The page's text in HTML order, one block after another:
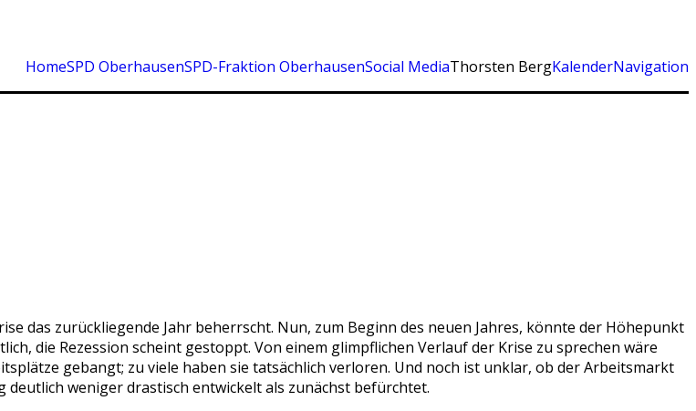
HomeSPD OberhausenSPD-Fraktion OberhausenSocial MediaThorsten BergKalenderNavigation
das zurückliegende Jahr beherrscht. Nun, zum Beginn des neuen Jahres, könnte der Höhepunkt
die Rezession scheint gestoppt. Von einem glimpflichen Verlauf der Krise zu sprechen wäre
gebangt; zu viele haben sie tatsächlich verloren. Und noch ist unklar, ob der Arbeitsmarkt
weniger drastisch entwickelt als zunächst befürchtet.